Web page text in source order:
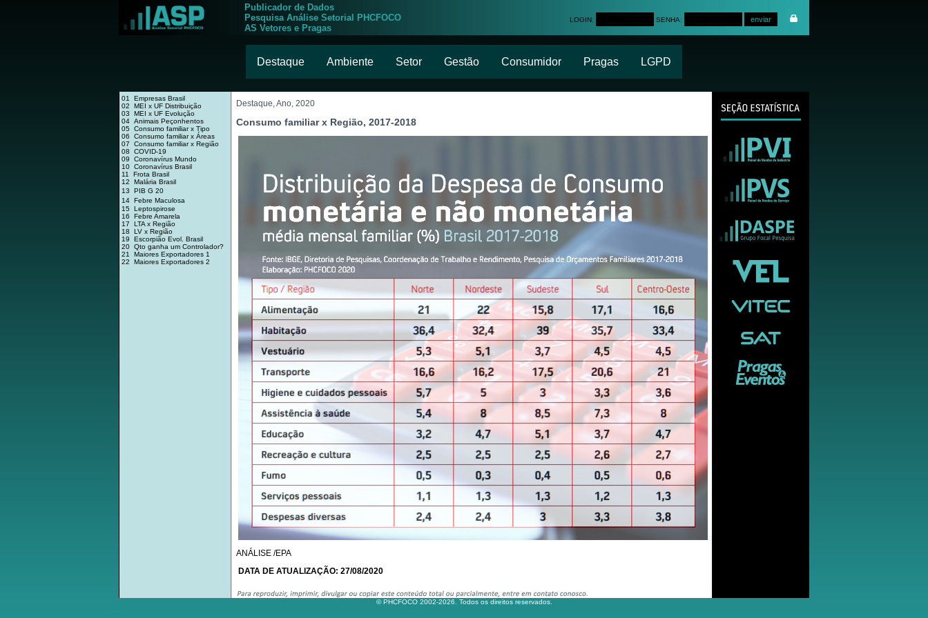
Publicador de Dados
Pesquisa Análise Setorial PHCFOCO
AS Vetores e Pragas
LOGIN: SENHA:
Destaque Ambiente Setor Gestão Consumidor Pragas LGPD
01 Empresas Brasil
02 MEI x UF Distribuição
03 MEI x UF Evolução
04 Animais Peçonhentos
05 Consumo familiar x Tipo
06 Consumo familiar x Áreas
07 Consumo familiar x Região
08 COVID-19
09 Coronavírus Mundo
10 Coronavírus Brasil
11 Frota Brasil
12 Malária Brasil
13 PIB G 20
14 Febre Maculosa
15 Leptospirose
16 Febre Amarela
17 LTA x Região
18 LV x Região
19 Escorpião Evol. Brasil
20 Qto ganha um Controlador?
21 Maiores Exportadores 1
22 Maiores Exportadores 2
Destaque, Ano, 2020
Consumo familiar x Região, 2017-2018
ANÁLISE /EPA
DATA DE ATUALIZAÇÃO: 27/08/2020
© PHCFOCO 2002-2026. Todos os direitos reservados.